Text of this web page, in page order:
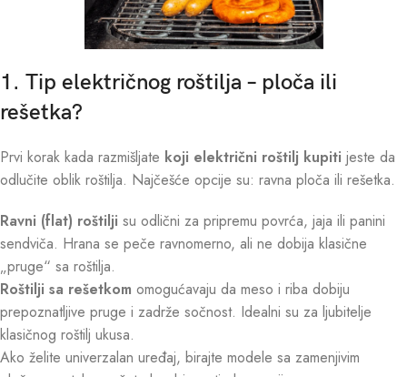
1. Tip električnog roštilja – ploča ili
rešetka?
Prvi korak kada razmišljate koji električni roštilj kupiti jeste da
odlučite oblik roštilja. Najčešće opcije su: ravna ploča ili rešetka.
Ravni (flat) roštilji su odlični za pripremu povrća, jaja ili panini
sendviča. Hrana se peče ravnomerno, ali ne dobija klasične
„pruge“ sa roštilja.
Roštilji sa rešetkom omogućavaju da meso i riba dobiju
prepoznatljive pruge i zadrže sočnost. Idealni su za ljubitelje
klasičnog roštilj ukusa.
Ako želite univerzalan uređaj, birajte modele sa zamenjivim